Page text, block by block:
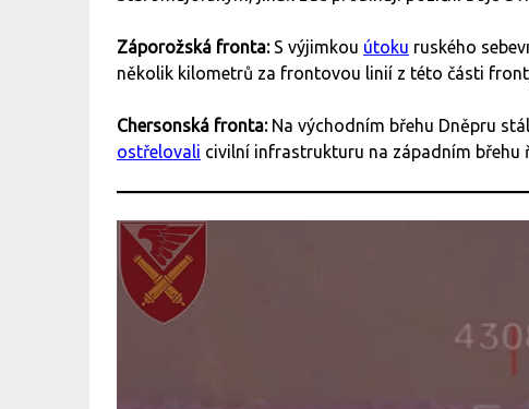
Záporožská fronta:S výjimkou útoku ruského
několik kilometrů za frontovou linií z této části
Chersonská fronta: Na východním břehu Dněpru
ostřelovali civilní infrastrukturu na západním břehu